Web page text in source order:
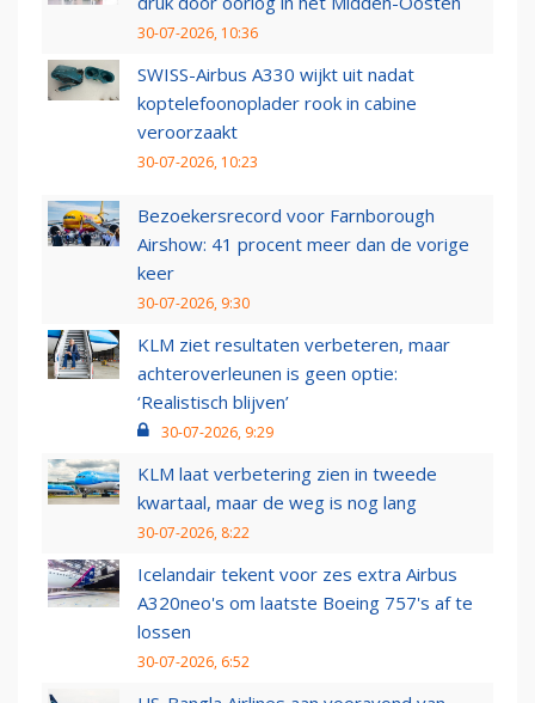
30-07-2026, 10:36
SWISS-Airbus A330 wijkt uit nadat
koptelefoonoplader rook in cabine
veroorzaakt
30-07-2026, 10:23
Bezoekersrecord voor Farnborough
Airshow: 41 procent meer dan de vorige
keer
30-07-2026, 9:30
KLM ziet resultaten verbeteren, maar
achteroverleunen is geen optie:
‘Realistisch blijven’
30-07-2026, 9:29
KLM laat verbetering zien in tweede
kwartaal, maar de weg is nog lang
30-07-2026, 8:22
Icelandair tekent voor zes extra Airbus
A320neo's om laatste Boeing 757's af te
lossen
30-07-2026, 6:52